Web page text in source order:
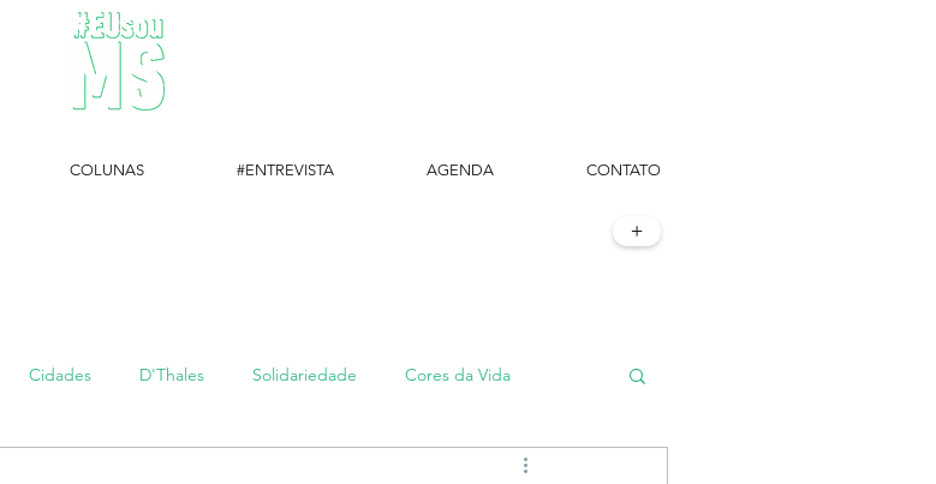
Cidades D'Thales Solidariedade Cores da Vida
#TôemSampa, meu!
+
COLUNAS #ENTREVISTA AGENDA CONTATO